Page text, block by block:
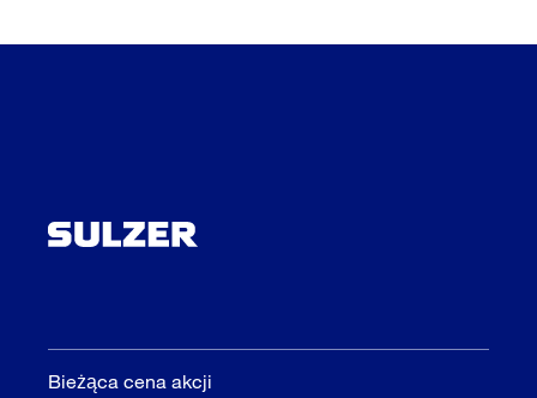
Bieżąca cena akcji